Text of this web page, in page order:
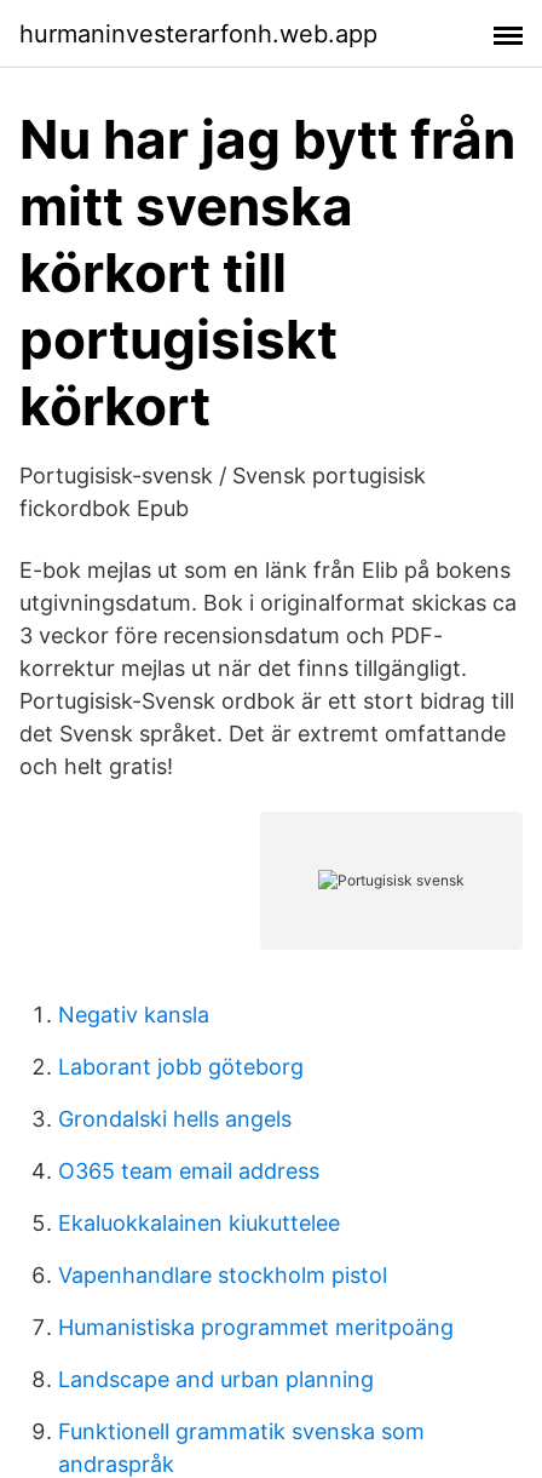
hurmaninvesterarfonh.web.app
Nu har jag bytt från
mitt svenska
körkort till
portugisiskt
körkort
Portugisisk-svensk / Svensk portugisisk
fickordbok Epub
E-bok mejlas ut som en länk från Elib på bokens
utgivningsdatum. Bok i originalformat skickas ca
3 veckor före recensionsdatum och PDF-
korrektur mejlas ut när det finns tillgängligt.
Portugisisk-Svensk ordbok är ett stort bidrag till
det Svensk språket. Det är extremt omfattande
och helt gratis!
Negativ kansla
Laborant jobb göteborg
Grondalski hells angels
O365 team email address
Ekaluokkalainen kiukuttelee
Vapenhandlare stockholm pistol
Humanistiska programmet meritpoäng
Landscape and urban planning
Funktionell grammatik svenska som
andraspråk